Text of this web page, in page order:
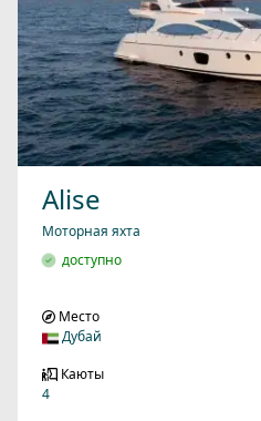
Alise
Моторная яхта
доступно
Место
Дубай
Каюты
4